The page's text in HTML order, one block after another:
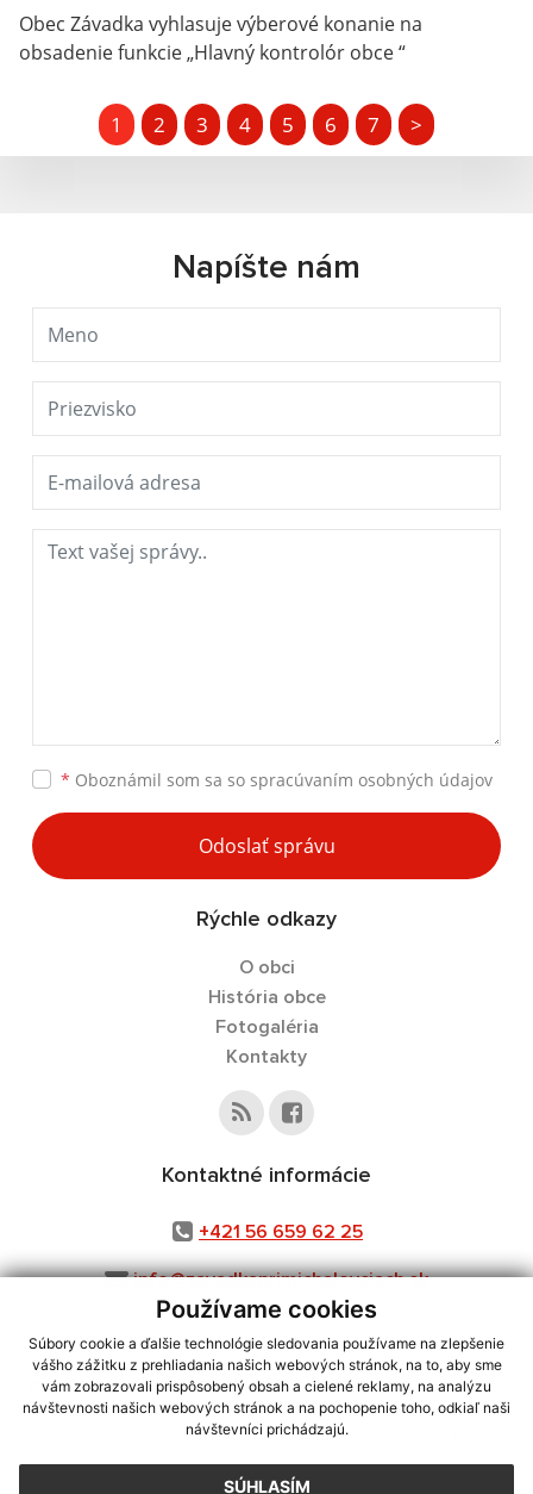
Používame cookies
Súbory cookie a ďalšie technológie sledovania používame na zlepšenie
vášho zážitku z prehliadania našich webových stránok, na to, aby sme
vám zobrazovali prispôsobený obsah a cielené reklamy, na analýzu
návštevnosti našich webových stránok a na pochopenie toho, odkiaľ naši
návštevníci prichádzajú.
SÚHLASÍM
Obec Závadka vyhlasuje výberové konanie na
obsadenie funkcie „Hlavný kontrolór obce “
1 2 3 4 5 6 7 >
Napíšte nám
* Oboznámil som sa so spracúvaním osobných údajov
Odoslať správu
Rýchle odkazy
O obci
História obce
Fotogaléria
Kontakty
Kontaktné informácie
+421 56 659 62 25
info@zavadkaprimichalovciach.sk
využite možnosť získavania aktuálnych informácií s využitím RSS
CMS systém (redakčný) systém ECHELON 2,Mapa stránok,web portál
webex.digital, s.r.o.,domény,registrácia domény